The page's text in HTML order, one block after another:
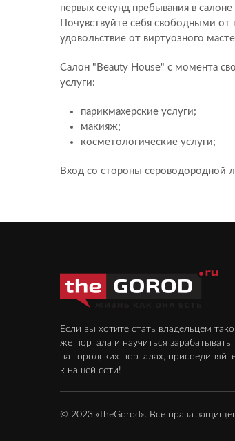
первых секунд пребывания в
Почувствуйте себя свободными
удовольствие от виртуозного
Салон "Beauty House" с момента
услуги:
парикмахерские услуги;
макияж;
косметологические услуги;
Вход со стороны сероводородной
Если вы хотите стать владельцем
же портала и научиться зарабатывать
на городских порталах,
к нашей сети!
© 2023 «theGorod». Все права